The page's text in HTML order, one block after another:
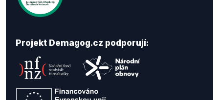
Projekt Demagog.cz podporují: